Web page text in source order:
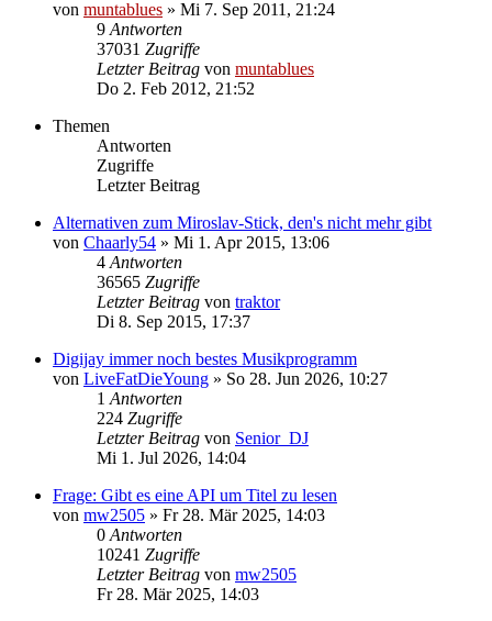
von muntablues » Mi 7. Sep 2011, 21:24
9 Antworten
37031 Zugriffe
Letzter Beitrag von muntablues
Do 2. Feb 2012, 21:52
Themen
Antworten
Zugriffe
Letzter Beitrag
Alternativen zum Miroslav-Stick, den's nicht mehr gibt
von Chaarly54 » Mi 1. Apr 2015, 13:06
4 Antworten
36565 Zugriffe
Letzter Beitrag von traktor
Di 8. Sep 2015, 17:37
Digijay immer noch bestes Musikprogramm
von LiveFatDieYoung » So 28. Jun 2026, 10:27
1 Antworten
224 Zugriffe
Letzter Beitrag von Senior_DJ
Mi 1. Jul 2026, 14:04
Frage: Gibt es eine API um Titel zu lesen
von mw2505 » Fr 28. Mär 2025, 14:03
0 Antworten
10241 Zugriffe
Letzter Beitrag von mw2505
Fr 28. Mär 2025, 14:03